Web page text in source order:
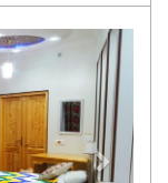
Next